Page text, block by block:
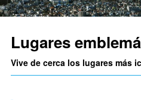
Lugares
Vive de cerca los lugares más